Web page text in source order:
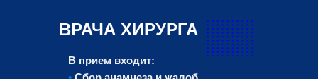
ВРАЧА ХИРУРГА
В прием входит: